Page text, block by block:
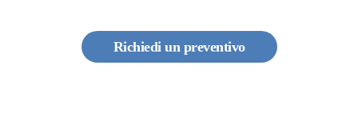
Richiedi un preventivo